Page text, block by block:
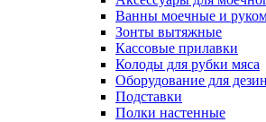
Ванны моечные и
Зонты вытяжные
Кассовые прилавки
Колоды для рубки мяса
Оборудование для
Подставки
Полки настенные